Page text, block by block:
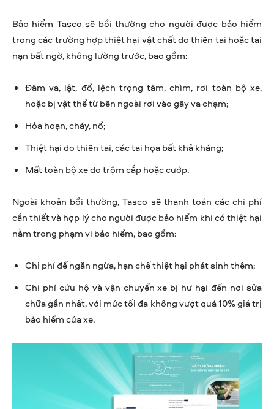
Bảo hiểm Tasco sẽ bồi thường cho người được bảo hiểm
trong các trường hợp thiệt hại vật chất do thiên tai hoặc tai
nạn bất ngờ, không lường trước, bao gồm:
Đâm va, lật, đổ, lệch trọng tâm, chìm, rơi toàn bộ xe,
hoặc bị vật thể từ bên ngoài rơi vào gây va chạm;
Hỏa hoạn, cháy, nổ;
Thiệt hại do thiên tai, các tai họa bất khả kháng;
Mất toàn bộ xe do trộm cắp hoặc cướp.
Ngoài khoản bồi thường, Tasco sẽ thanh toán các chi phí
cần thiết và hợp lý cho người được bảo hiểm khi có thiệt hại
nằm trong phạm vi bảo hiểm, bao gồm:
Chi phí để ngăn ngừa, hạn chế thiệt hại phát sinh thêm;
Chi phí cứu hộ và vận chuyển xe bị hư hại đến nơi sửa
chữa gần nhất, với mức tối đa không vượt quá 10% giá trị
bảo hiểm của xe.